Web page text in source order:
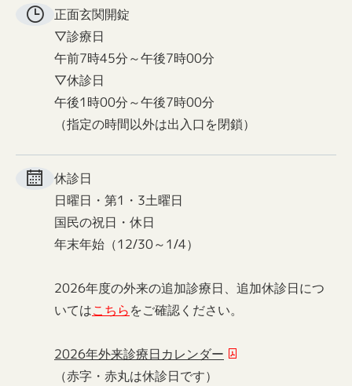
正面玄関開錠
▽診療日
午前7時45分～午後7時00分
▽休診日
午後1時00分～午後7時00分
（指定の時間以外は出入口を閉鎖）
休診日
日曜日・第1・3土曜日
国民の祝日・休日
年末年始（12/30～1/4）
2026年度の外来の追加診療日、追加休診日につ
いてはこちらをご確認ください。
2026年外来診療日カレンダー
（赤字・赤丸は休診日です）